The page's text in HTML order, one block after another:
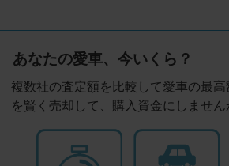
あなたの愛車、今いくら？
複数社の査定額を比較して愛車の最
を賢く売却して、購入資金にしません